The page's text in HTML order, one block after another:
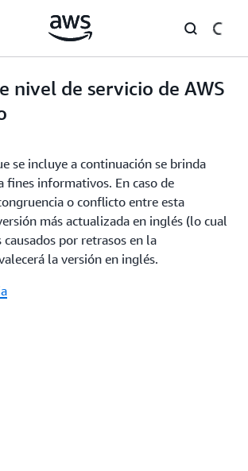
nivel de servicio de AWS
se incluye a continuación se brinda
fines informativos. En caso de
o conflicto entre esta
más actualizada en inglés (lo cual
por retrasos en la
la versión en inglés.